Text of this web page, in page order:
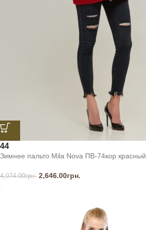
44
Зимнее пальто Mila Nova ПВ-74кор красный
4,074.00грн. 2,646.00грн.